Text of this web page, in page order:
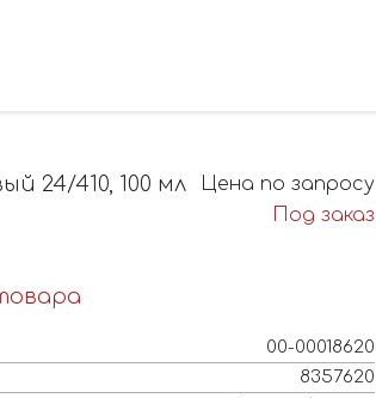
24/410, 100 мл
00-00018620
8357620
Цена по запросу
Под заказ